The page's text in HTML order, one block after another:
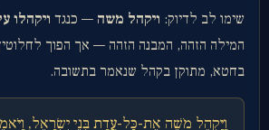
שימו לב לדיוק: ויקהל משה — כנגד ויקהלו
המילה הזהה, המבנה הזהה — אך הפוך
בחטא, מתוקן בקהל שנאמר בתשובה.
וַיַּקְהֵל מֹשֶׁה אֶת-כָּל-עֲדַת בְּנֵי יִשְׂרָאֵל,